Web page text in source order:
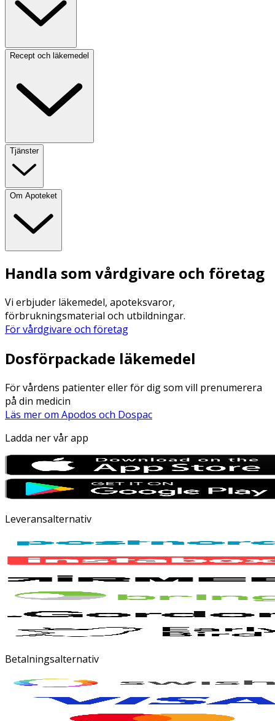
Recept och läkemedel
Tjänster
Om Apoteket
Handla som vårdgivare och företag
Vi erbjuder läkemedel, apoteksvaror,
förbrukningsmaterial och utbildningar.
För vårdgivare och företag
Dosförpackade läkemedel
För vårdens patienter eller för dig som vill prenumerera
på din medicin
Läs mer om Apodos och Dospac
Ladda ner vår app
Leveransalternativ
Betalningsalternativ